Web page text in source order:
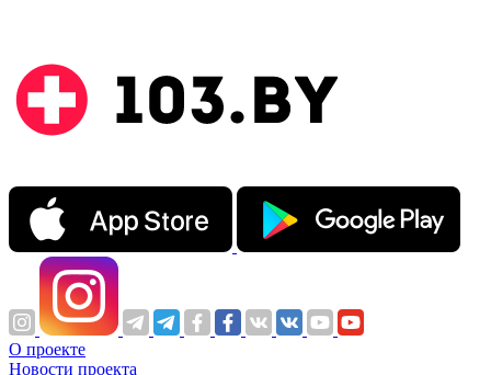
О проекте
Новости проекта